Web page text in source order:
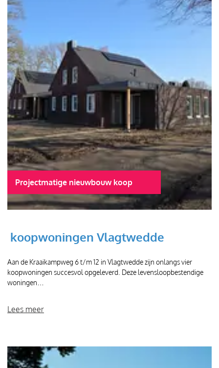
Projectmatige nieuwbouw koop
koopwoningen Vlagtwedde
Aan de Kraaikampweg 6 t/m 12 in Vlagtwedde zijn onlangs vier
koopwoningen succesvol opgeleverd. Deze levensloopbestendige
woningen…
Lees meer